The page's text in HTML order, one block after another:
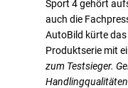
Sport 4 gehört
auch die
AutoBild kürte
Produktserie mit
zum Testsieger.